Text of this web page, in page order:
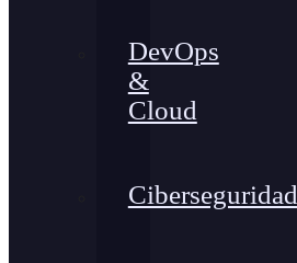
DevOps
&
Cloud
Ciberseguridad